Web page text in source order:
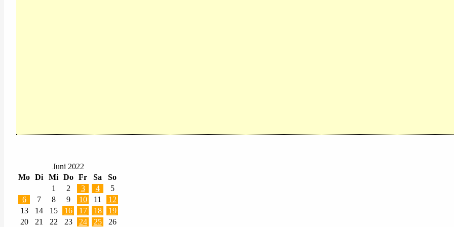
Juni 2022
Mo Di Mi Do Fr Sa
So
1
2 3 4
5
6
7 8 9 10 11
12
13
14 15 16 17 18
19
20
21 22 23 24 25 26